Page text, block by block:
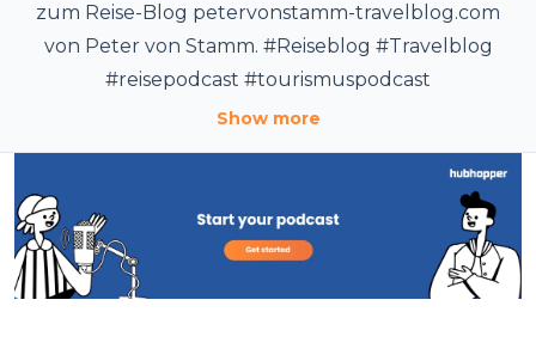
zum Reise-Blog petervonstamm-travelblog.com
von Peter von Stamm. #Reiseblog #Travelblog
#reisepodcast #tourismuspodcast
Show more